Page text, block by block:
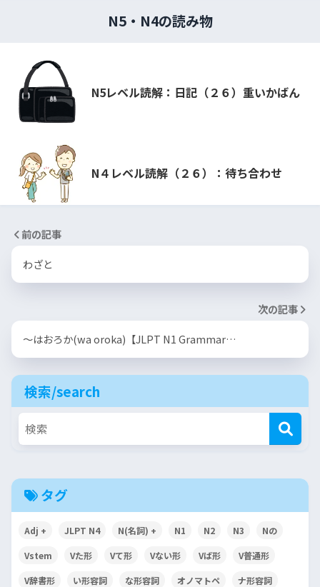
N5・N4の読み物
N5レベル読解：日記（２６）重いかばん
N４レベル読解（２６）：待ち合わせ
前の記事
わざと
次の記事
～はおろか(wa oroka)【JLPT N1 Grammar…
検索/search
タグ
Adj + JLPT N4 N(名詞) + N1 N2 N3 Nの
Vstem Vた形 Vて形 Vない形 Vば形 V普通形
V辞書形 い形容詞 な形容詞 オノマトペ ナ形容詞